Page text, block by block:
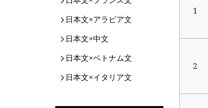
日本文×アラビア文
日本文×中文
日本文×ベトナム文
日本文×イタリア文
1
2